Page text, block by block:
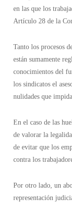
en las que los
Artículo 28 de la
Tanto los procesos
están sumamente
conocimientos del
los sindicatos el
nulidades que
En el caso de las
de valorar la
de evitar que los
contra los
Por otro lado, un
representación